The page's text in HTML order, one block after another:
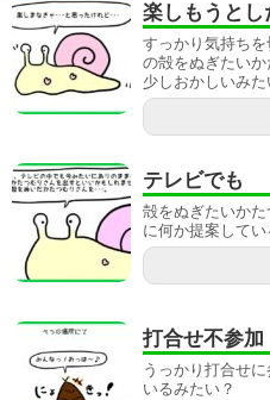
楽しもうとし
すっかり気持ち
の殻をぬぎたい
少しおかしいみた
テレビでも
殻をぬぎたいか
に何か提案してい
打合せ不参加
うっかり打合せ
いるみたい？